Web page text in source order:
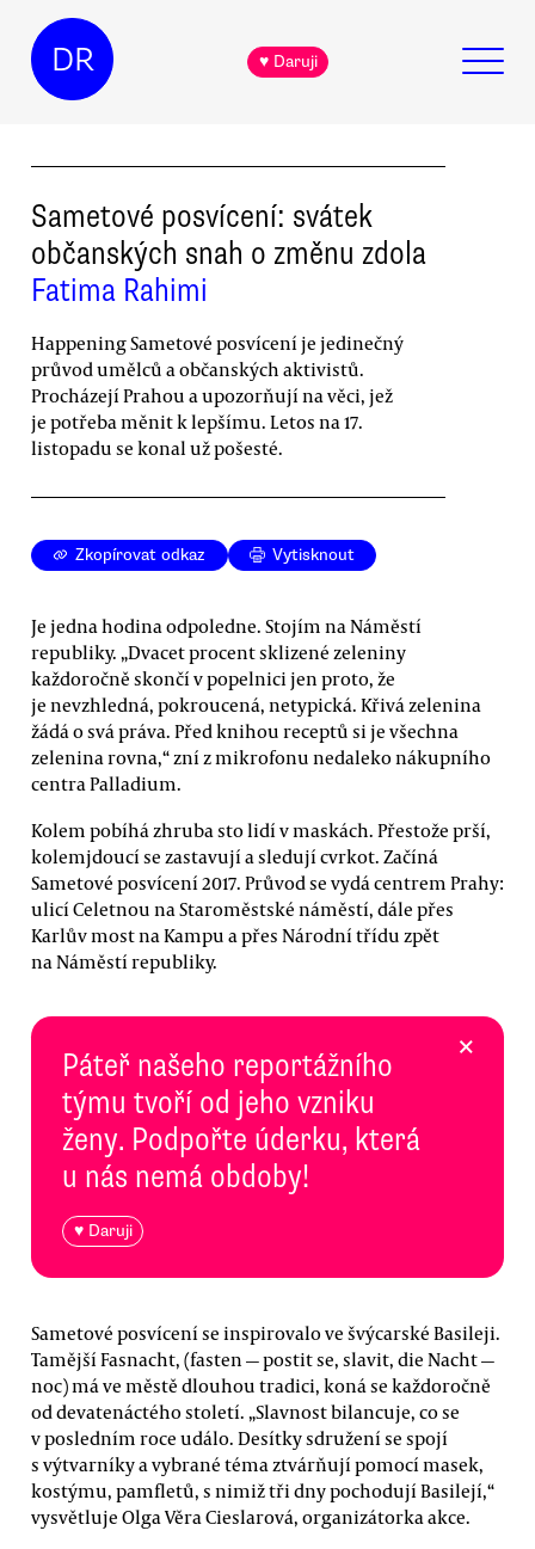
DR ♥ Daruji
Sametové posvícení: svátek
občanských snah o změnu zdola
Fatima Rahimi
Happening Sametové posvícení je jedinečný
průvod umělců a občanských aktivistů.
Procházejí Prahou a upozorňují na věci, jež
je potřeba měnit k lepšímu. Letos na 17.
listopadu se konal už pošesté.
Zkopírovat odkaz Vytisknout
Je jedna hodina odpoledne. Stojím na Náměstí
republiky. „Dvacet procent sklizené zeleniny
každoročně skončí v popelnici jen proto, že
je nevzhledná, pokroucená, netypická. Křivá zelenina
žádá o svá práva. Před knihou receptů si je všechna
zelenina rovna,“ zní z mikrofonu nedaleko nákupního
centra Palladium.
Kolem pobíhá zhruba sto lidí v maskách. Přestože prší,
kolemjdoucí se zastavují a sledují cvrkot. Začíná
Sametové posvícení 2017. Průvod se vydá centrem Prahy:
ulicí Celetnou na Staroměstské náměstí, dále přes
Karlův most na Kampu a přes Národní třídu zpět
na Náměstí republiky.
Páteř našeho reportážního
týmu tvoří od jeho vzniku
ženy. Podpořte úderku, která
u nás nemá obdoby!
♥ Daruji
×
Sametové posvícení se inspirovalo ve švýcarské Basileji.
Tamější Fasnacht, (fasten — postit se, slavit, die Nacht —
noc) má ve městě dlouhou tradici, koná se každoročně
od devatenáctého století. „Slavnost bilancuje, co se
v posledním roce událo. Desítky sdružení se spojí
s výtvarníky a vybrané téma ztvárňují pomocí masek,
kostýmu, pamfletů, s nimiž tři dny pochodují Basilejí,“
vysvětluje Olga Věra Cieslarová, organizátorka akce.